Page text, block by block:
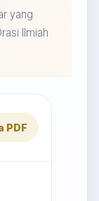
yang
Ilmiah
PDF